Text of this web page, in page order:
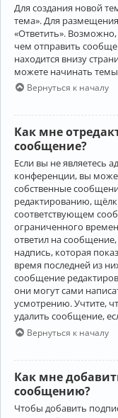
Для создания новой
тема». Для
«Ответить».
чем отправить
находится внизу
можете начинать
Вернуться к началу
Как мне
сообщение?
Если вы не являетесь
конференции, вы
собственные
редактированию,
соответствующем
ограниченного
ответил на
надпись, которая
время последней из
сообщение
они могут сами
усмотрению. Учтите,
удалить сообщение,
Вернуться к началу
Как мне
сообщению?
Чтобы добавить